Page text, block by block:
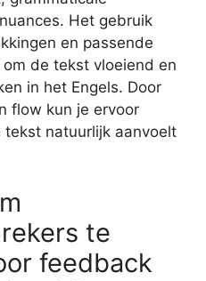
Het gebruik
en passende
de tekst vloeiend en
in het Engels. Door
flow kun je ervoor
natuurlijk aanvoelt
te
feedback